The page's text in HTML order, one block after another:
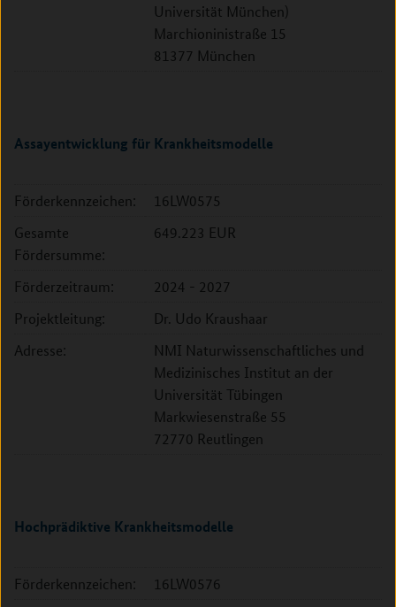
Universität München)
Marchioninistraße 15
81377 München
Assayentwicklung für Krankheitsmodelle
Förderkennzeichen:
16LW0575
Gesamte
Fördersumme:
649.223 EUR
Förderzeitraum:
2024 - 2027
Projektleitung:
Dr. Udo Kraushaar
Adresse:
NMI Naturwissenschaftliches und
Medizinisches Institut an der
Universität Tübingen
Markwiesenstraße 55
72770 Reutlingen
Hochprädiktive Krankheitsmodelle
Förderkennzeichen:
16LW0576